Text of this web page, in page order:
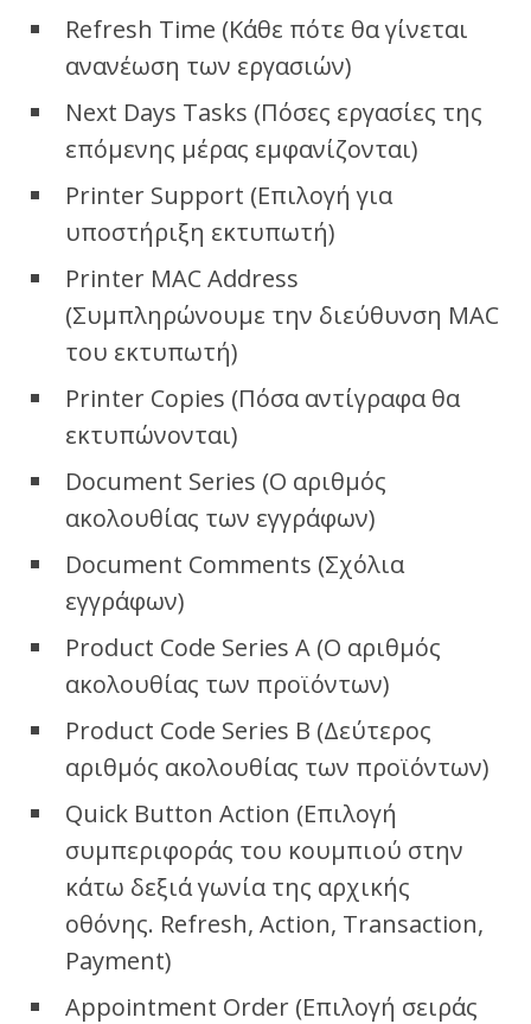
Refresh Time (Κάθε πότε θα γίνεται
ανανέωση των εργασιών)
Next Days Tasks (Πόσες εργασίες της
επόμενης μέρας εμφανίζονται)
Printer Support (Επιλογή για
υποστήριξη εκτυπωτή)
Printer MAC Address
(Συμπληρώνουμε την διεύθυνση MAC
του εκτυπωτή)
Printer Copies (Πόσα αντίγραφα θα
εκτυπώνονται)
Document Series (Ο αριθμός
ακολουθίας των εγγράφων)
Document Comments (Σχόλια
εγγράφων)
Product Code Series A (Ο αριθμός
ακολουθίας των προϊόντων)
Product Code Series B (Δεύτερος
αριθμός ακολουθίας των προϊόντων)
Quick Button Action (Επιλογή
συμπεριφοράς του κουμπιού στην
κάτω δεξιά γωνία της αρχικής
οθόνης. Refresh, Action, Transaction,
Payment)
Appointment Order (Επιλογή σειράς